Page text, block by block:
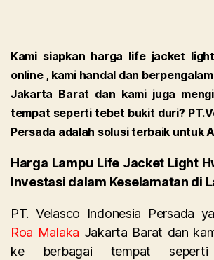
Kami siapkan harga life jacket
online , kami handal dan
Jakarta Barat dan kami juga
tempat seperti tebet bukit duri?
Persada adalah solusi terbaik untuk
Harga Lampu Life Jacket Light
Investasi dalam Keselamatan di
PT. Velasco Indonesia Persada
Roa Malaka Jakarta Barat dan
ke berbagai tempat